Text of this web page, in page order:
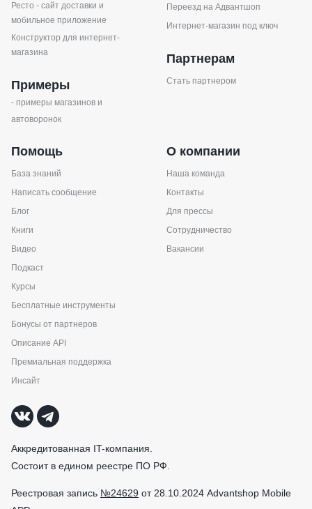
Ресто - сайт доставки и
мобильное приложение
Конструктор для интернет-
магазина
Примеры
- примеры магазинов и
автоворонок
Переезд на Адвантшоп
Интернет-магазин под ключ
Партнерам
Стать партнером
Помощь
База знаний
Написать сообщение
Блог
Книги
Видео
Подкаст
Курсы
Бесплатные инструменты
Бонусы от партнеров
Описание API
Премиальная поддержка
Инсайт
О компании
Наша команда
Контакты
Для прессы
Сотрудничество
Вакансии
Аккредитованная IT-компания.
Состоит в едином реестре ПО РФ.
Реестровая запись №24629 от 28.10.2024 Advantshop Mobile